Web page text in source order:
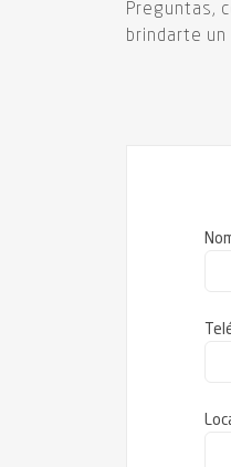
Preguntas,
brindarte un